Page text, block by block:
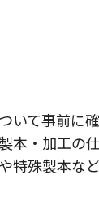
いて事前に
本・加工の
特殊製本な